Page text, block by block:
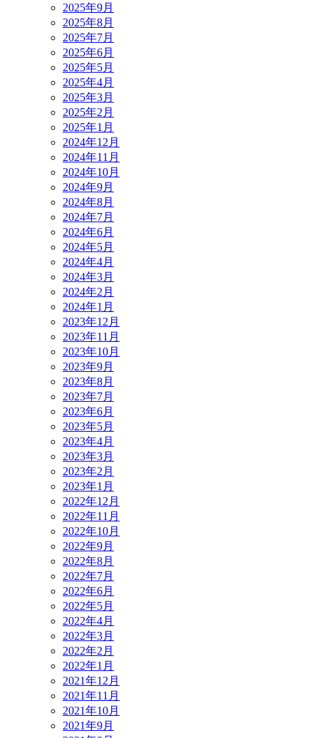
2025年9月
2025年8月
2025年7月
2025年6月
2025年5月
2025年4月
2025年3月
2025年2月
2025年1月
2024年12月
2024年11月
2024年10月
2024年9月
2024年8月
2024年7月
2024年6月
2024年5月
2024年4月
2024年3月
2024年2月
2024年1月
2023年12月
2023年11月
2023年10月
2023年9月
2023年8月
2023年7月
2023年6月
2023年5月
2023年4月
2023年3月
2023年2月
2023年1月
2022年12月
2022年11月
2022年10月
2022年9月
2022年8月
2022年7月
2022年6月
2022年5月
2022年4月
2022年3月
2022年2月
2022年1月
2021年12月
2021年11月
2021年10月
2021年9月